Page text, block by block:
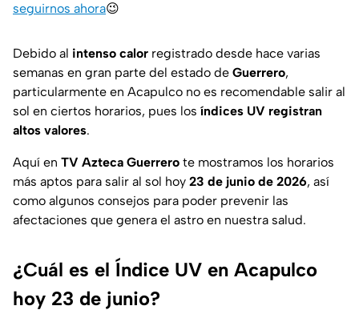
seguirnos ahora😉
Debido al intenso calor registrado desde hace varias
semanas en gran parte del estado de Guerrero,
particularmente en Acapulco no es recomendable salir al
sol en ciertos horarios, pues los índices UV registran
altos valores.
Aquí en TV Azteca Guerrero te mostramos los horarios
más aptos para salir al sol hoy 23 de junio de 2026, así
como algunos consejos para poder prevenir las
afectaciones que genera el astro en nuestra salud.
¿Cuál es el Índice UV en Acapulco
hoy 23 de junio?